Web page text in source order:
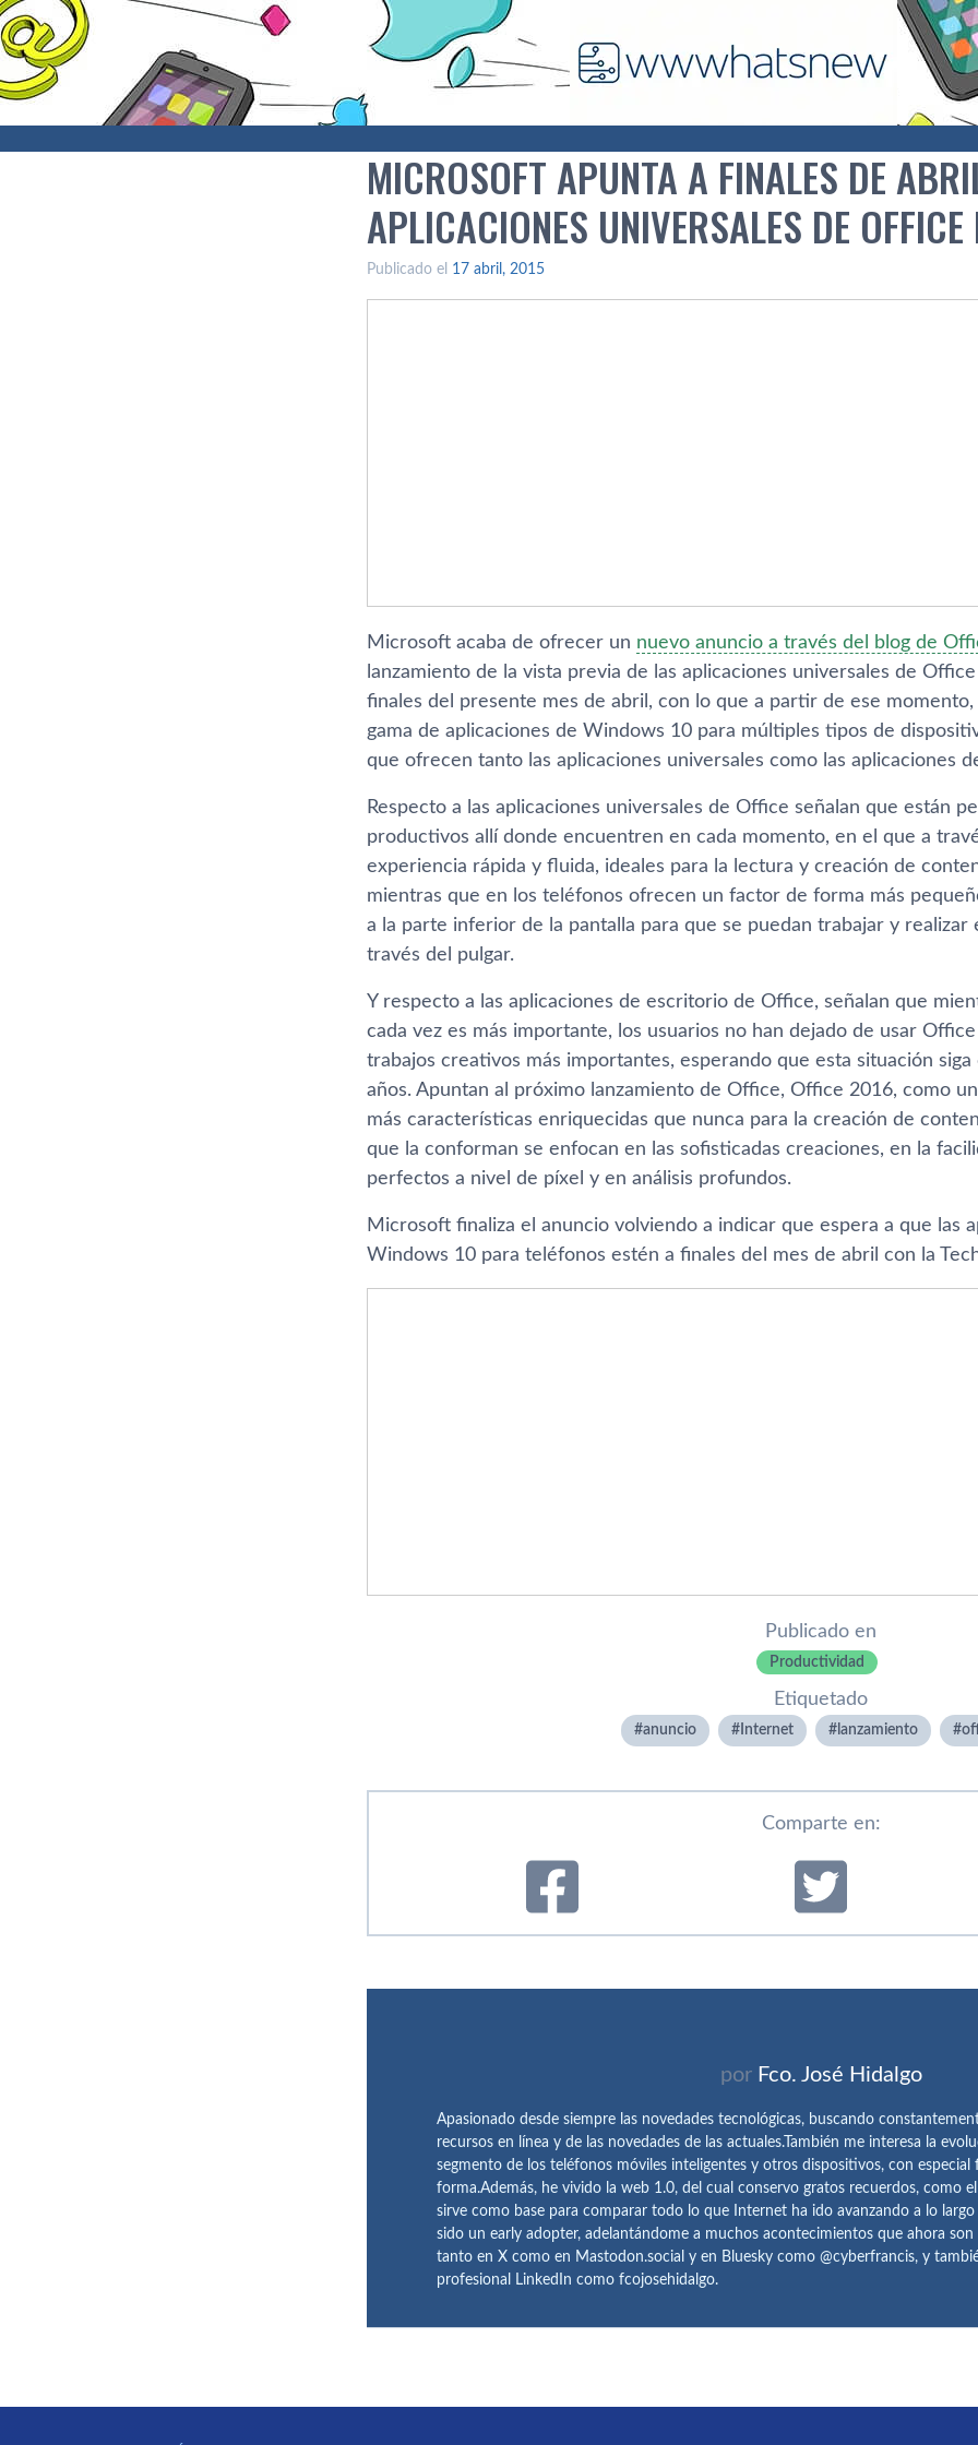
MICROSOFT APUNTA A FINALES DE
APLICACIONES UNIVERSALES DE
Publicado el 17 abril, 2015
Microsoft acaba de ofrecer un nuevo anuncio a través del blog de
lanzamiento de la vista previa de las aplicaciones universales de
finales del presente mes de abril, con lo que a partir de ese
gama de aplicaciones de Windows 10 para múltiples tipos de
que ofrecen tanto las aplicaciones universales como las aplicaciones
Respecto a las aplicaciones universales de Office señalan que están
productivos allí­ donde encuentren en cada momento, en el que a
experiencia rápida y fluida, ideales para la lectura y creación de
mientras que en los teléfonos ofrecen un factor de forma más
a la parte inferior de la pantalla para que se puedan trabajar y realizar
través del pulgar.
Y respecto a las aplicaciones de escritorio de Office, señalan que
cada vez es más importante, los usuarios no han dejado de usar
trabajos creativos más importantes, esperando que esta situación
años. Apuntan al próximo lanzamiento de Office, Office 2016, como
más caracterí­sticas enriquecidas que nunca para la creación de
que la conforman se enfocan en las sofisticadas creaciones, en la
perfectos a nivel de pí­xel y en análisis profundos.
Microsoft finaliza el anuncio volviendo a indicar que espera a que las
Windows 10 para teléfonos estén a finales del mes de abril con la
Publicado en
Productividad
Etiquetado
anuncio Internet lanzamiento
Comparte en:
por Fco. José Hidalgo
Apasionado desde siempre las novedades tecnológicas, buscando
recursos en línea y de las novedades de las actuales.También me interesa la
segmento de los teléfonos móviles inteligentes y otros dispositivos, con
forma.Además, he vivido la web 1.0, del cual conservo gratos recuerdos, como
sirve como base para comparar todo lo que Internet ha ido avanzando a lo largo
sido un early adopter, adelantándome a muchos acontecimientos que ahora
tanto en X como en Mastodon.social y en Bluesky como @cyberfrancis, y
profesional LinkedIn como fcojosehidalgo.